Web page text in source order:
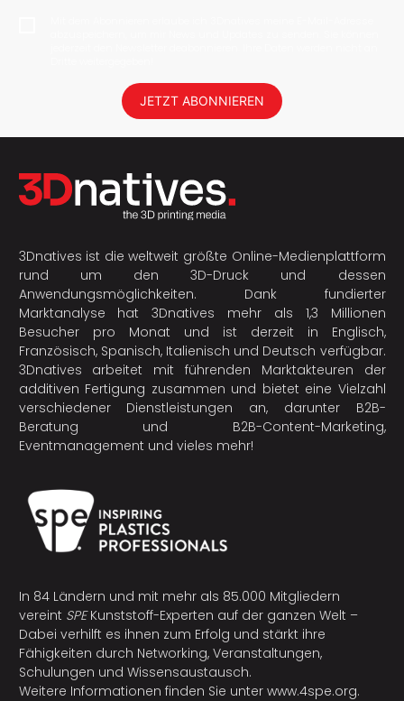
JETZT ABONNIEREN
3Dnatives ist die weltweit größte Online-Medienplattform
rund um den 3D-Druck und dessen
Anwendungsmöglichkeiten. Dank fundierter
Marktanalyse hat 3Dnatives mehr als 1,3 Millionen
Besucher pro Monat und ist derzeit in Englisch,
Französisch, Spanisch, Italienisch und Deutsch verfügbar.
3Dnatives arbeitet mit führenden Marktakteuren der
additiven Fertigung zusammen und bietet eine Vielzahl
verschiedener Dienstleistungen an, darunter B2B-
Beratung und B2B-Content-Marketing,
Eventmanagement und vieles mehr!
In 84 Ländern und mit mehr als 85.000 Mitgliedern
vereint SPEKunststoff-Experten auf der ganzen Welt –
Dabei verhilft es ihnen zum Erfolg und stärkt ihre
Fähigkeiten durch Networking, Veranstaltungen,
Schulungen und Wissensaustausch.
Weitere Informationen finden Sie unter www.4spe.org.